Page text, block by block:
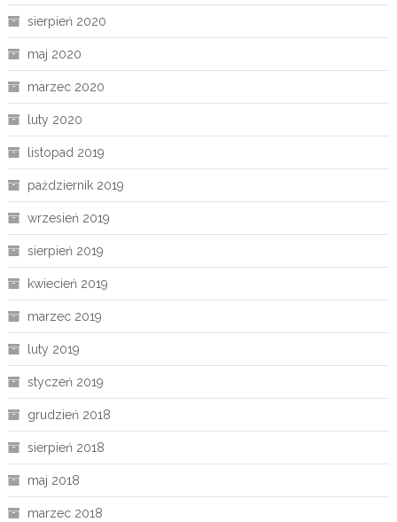
sierpień 2020
maj 2020
marzec 2020
luty 2020
listopad 2019
październik 2019
wrzesień 2019
sierpień 2019
kwiecień 2019
marzec 2019
luty 2019
styczeń 2019
grudzień 2018
sierpień 2018
maj 2018
marzec 2018